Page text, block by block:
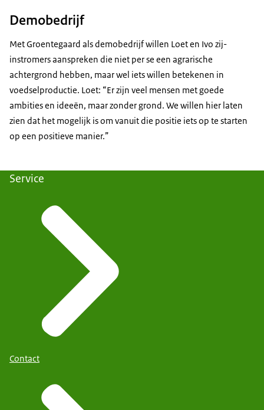
Demobedrijf
Met Groentegaard als demobedrijf willen Loet en Ivo zij-
instromers aanspreken die niet per se een agrarische
achtergrond hebben, maar wel iets willen betekenen in
voedselproductie. Loet: “Er zijn veel mensen met goede
ambities en ideeën, maar zonder grond. We willen hier laten
zien dat het mogelijk is om vanuit die positie iets op te starten
op een positieve manier.”
Service
Contact